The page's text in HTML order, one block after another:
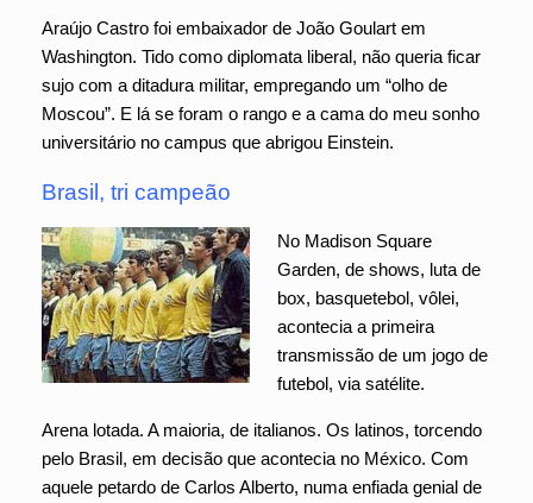
Araújo Castro foi embaixador de João Goulart em
Washington. Tido como diplomata liberal, não queria ficar
sujo com a ditadura militar, empregando um “olho de
Moscou”. E lá se foram o rango e a cama do meu sonho
universitário no campus que abrigou Einstein.
Brasil, tri campeão
No Madison Square
Garden, de shows, luta de
box, basquetebol, vôlei,
acontecia a primeira
transmissão de um jogo de
futebol, via satélite.
Arena lotada. A maioria, de italianos. Os latinos, torcendo
pelo Brasil, em decisão que acontecia no México. Com
aquele petardo de Carlos Alberto, numa enfiada genial de